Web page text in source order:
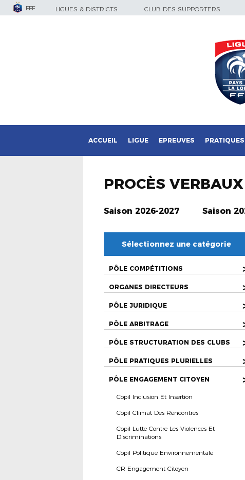
FFF LIGUES & DISTRICTS CLUB DES SUPPORTERS
ACCUEIL LIGUE EPREUVES PRATIQUES
PROCÈS VERBAUX
Saison 2026-2027 Saison
Sélectionnez une catégorie
PÔLE COMPÉTITIONS
ORGANES DIRECTEURS
PÔLE JURIDIQUE
PÔLE ARBITRAGE
PÔLE STRUCTURATION DES CLUBS
PÔLE PRATIQUES PLURIELLES
PÔLE ENGAGEMENT CITOYEN
Copil Inclusion Et Insertion
Copil Climat Des Rencontres
Copil Lutte Contre Les Violences Et
Discriminations
Copil Politique Environnementale
CR Engagement Citoyen